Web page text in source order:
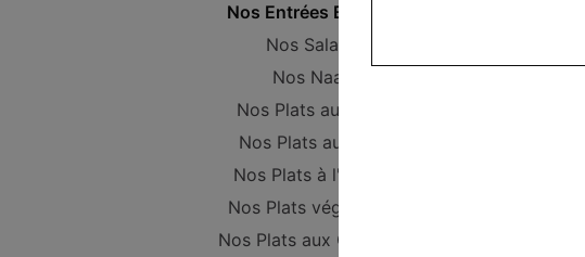
Nos Entrées Beignets
Nos Salades
Nos Naans
Nos Plats au Poulet
Nos Plats au Boeuf
Nos Plats à l'Agneau
Nos Plats végétariens
Nos Plats aux Crevettes